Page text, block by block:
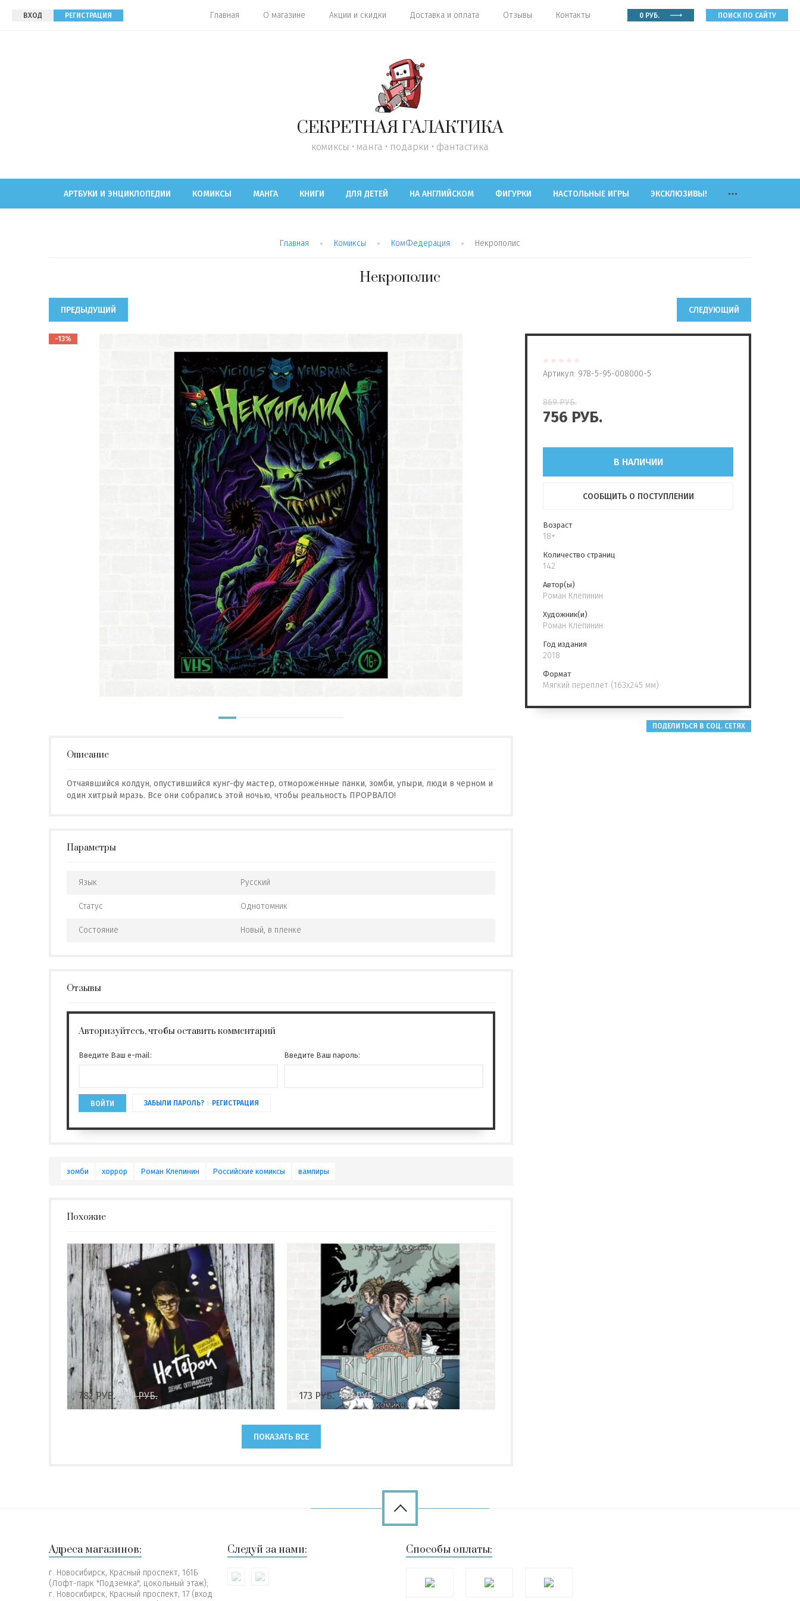
ВХОД РЕГИСТРАЦИЯ Главная О магазине Акции и скидки Доставка и оплата Отзывы Контакты 0 РУБ. ПОИСК ПО САЙТУ
СЕКРЕТНАЯ ГАЛАКТИКА
комиксы • манга • подарки • фантастика
АРТБУКИ И ЭНЦИКЛОПЕДИИ КОМИКСЫ МАНГА КНИГИ ДЛЯ ДЕТЕЙ НА АНГЛИЙСКОМ ФИГУРКИ НАСТОЛЬНЫЕ ИГРЫ ЭКСКЛЮЗИВЫ!
Главная Комиксы КомФедерация Некрополис
Некрополис
ПРЕДЫДУЩИЙ СЛЕДУЮЩИЙ
-13%
Описание
Отчаявшийся колдун, опустившийся кунг-фу мастер, отмороженные панки, зомби, упыри, люди в черном и
один хитрый мразь. Все они собрались этой ночью, чтобы реальность ПРОРВАЛО!
Параметры
Язык Русский
Статус Однотомник
Состояние Новый, в пленке
Отзывы
Авторизуйтесь, чтобы оставить комментарий
Введите Ваш e-mail: Введите Ваш пароль:
ВОЙТИ ЗАБЫЛИ ПАРОЛЬ? РЕГИСТРАЦИЯ
зомби хоррор Роман Клепинин Российские комиксы вампиры
Похожие
782РУБ. 899РУБ. 173 РУБ. 199РУБ.
ПОКАЗАТЬ ВСЕ
Артикул: 978-5-95-008000-5
869РУБ.
756 РУБ.
В НАЛИЧИИ
СООБЩИТЬ О ПОСТУПЛЕНИИ
Возраст
18+
Количество страниц
142
Автор(ы)
Роман Клепинин
Художник(и)
Роман Клепинин
Год издания
2018
Формат
Мягкий переплет (163x245 мм)
ПОДЕЛИТЬСЯ В СОЦ. СЕТЯХ
Адреса магазинов:
г. Новосибирск, Красный проспект, 161Б
(Лофт-парк "Подземка", цокольный этаж);
г. Новосибирск, Красный проспект, 17 (вход
Следуй за нами: Способы оплаты: